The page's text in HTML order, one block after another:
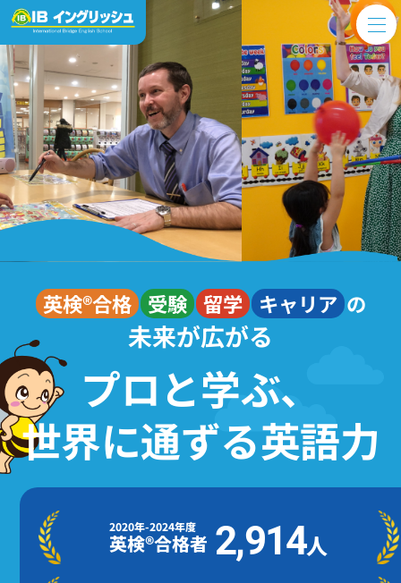
英検®合格 受験 留学 キャリア の
未来が広がる
プロと学ぶ、
世界に通ずる英語力
2020年-2024年度
英検®合格者 2,914人